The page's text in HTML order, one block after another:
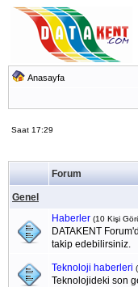
Anasayfa
Saat 17:29
Forum
Genel
Haberler (10 Kişi
DATAKENT
takip edebilirsiniz.
Teknoloji haberleri
Teknolojideki son